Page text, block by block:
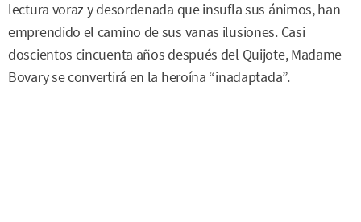
lectura voraz y desordenada que insufla sus ánimos, han
emprendido el camino de sus vanas ilusiones. Casi
doscientos cincuenta años después del Quijote, Madame
Bovary se convertirá en la heroína “inadaptada”.